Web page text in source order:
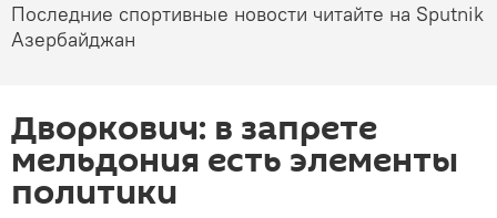
Последние спортивные новости читайте на Sputnik
Азербайджан
Дворкович: в запрете
мельдония есть элементы
политики